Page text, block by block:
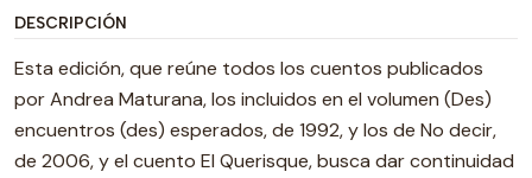
DESCRIPCIÓN
Esta edición, que reúne todos los cuentos publicados
por Andrea Maturana, los incluidos en el volumen (Des)
encuentros (des) esperados, de 1992, y los de No decir,
de 2006, y el cuento El Querisque, busca dar continuidad